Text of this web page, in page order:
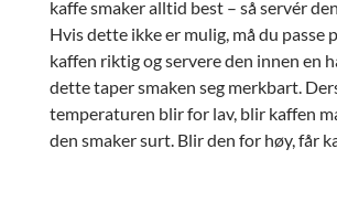
kaffe smaker alltid best – så servér
Hvis dette ikke er mulig, må du passe
kaffen riktig og servere den innen en
dette taper smaken seg merkbart.
temperaturen blir for lav, blir kaffen
den smaker surt. Blir den for høy, får